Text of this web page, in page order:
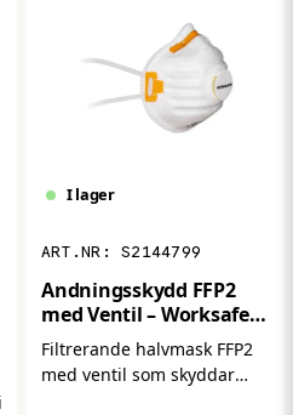
fråga
fråga
I lager
S2144799
Andningsskydd FFP2
med Ventil – Worksafe
W21V (15-pack)
Filtrerande halvmask FFP2
med ventil som skyddar